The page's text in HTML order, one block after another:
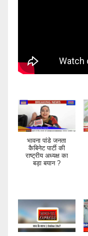
भावना पांडे जनता
कैबिनेट पार्टी की
राष्ट्रीय अध्यक्ष का
बड़ा बयान ?